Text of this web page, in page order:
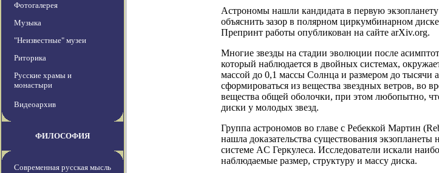
Фотогалерея
Музыка
"Неизвестные" музеи
Риторика
Русские храмы и
монастыри
Видеоархив
ФИЛОСОФИЯ
Современная русская мысль
Астрономы нашли кандидата в первую
объяснить зазор в полярном циркумбинарном
Препринт работы опубликован на сайте arXiv.org.
Многие звезды на стадии эволюции после
который наблюдается в двойных системах,
массой до 0,1 массы Солнца и размером до тысячи
сформироваться из вещества звездных ветров, во
вещества общей оболочки, при этом любопытно,
диски у молодых звезд.
Группа астрономов во главе с Ребеккой Мартин
нашла доказательства существования
системе AC Геркулеса. Исследователи искали
наблюдаемые размер, структуру и массу диска.